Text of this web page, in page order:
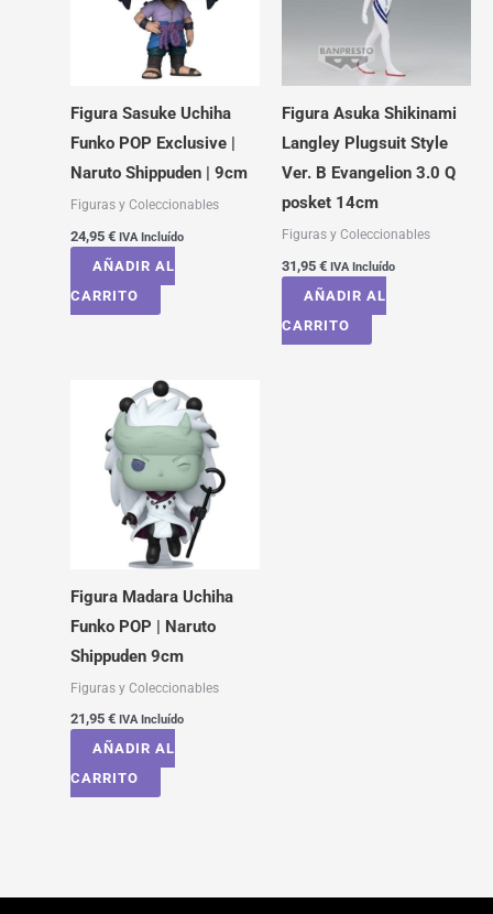
Figura Sasuke Uchiha
Funko POP Exclusive |
Naruto Shippuden | 9cm
Figuras y Coleccionables
24,95 € IVA Incluído
AÑADIR AL
CARRITO
Figura Asuka Shikinami
Langley Plugsuit Style
Ver. B Evangelion 3.0 Q
posket 14cm
Figuras y Coleccionables
31,95 € IVA Incluído
AÑADIR AL
CARRITO
Figura Madara Uchiha
Funko POP | Naruto
Shippuden 9cm
Figuras y Coleccionables
21,95 € IVA Incluído
AÑADIR AL
CARRITO